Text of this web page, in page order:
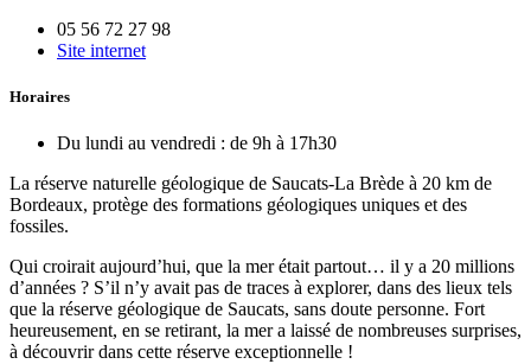
05 56 72 27 98
Site internet
Horaires
Du lundi au vendredi : de 9h à 17h30
La réserve naturelle géologique de Saucats-La Brède à 20 km de
Bordeaux, protège des formations géologiques uniques et des
fossiles.
Qui croirait aujourd’hui, que la mer était partout… il y a 20 millions
d’années ? S’il n’y avait pas de traces à explorer, dans des lieux tels
que la réserve géologique de Saucats, sans doute personne. Fort
heureusement, en se retirant, la mer a laissé de nombreuses surprises,
à découvrir dans cette réserve exceptionnelle !